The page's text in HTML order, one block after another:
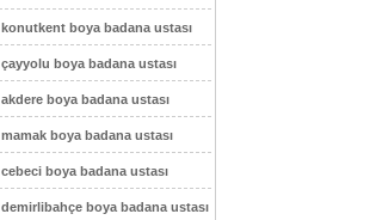
konutkent boya badana ustası
çayyolu boya badana ustası
akdere boya badana ustası
mamak boya badana ustası
cebeci boya badana ustası
demirlibahçe boya badana ustası